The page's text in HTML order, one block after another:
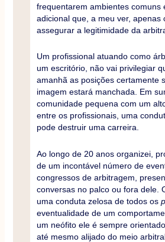
frequentarem ambientes comuns
adicional que, a meu ver, apenas
assegurar a legitimidade da
Um profissional atuando como
um escritório, não vai privilegiar
amanhã as posições certamente
imagem estará manchada. Em
comunidade pequena com um
entre os profissionais, uma
pode destruir uma carreira.
Ao longo de 20 anos organizei,
de um incontável número de
congressos de arbitragem,
conversas no palco ou fora dele.
uma conduta zelosa de todos os
eventualidade de um
um neófito ele é sempre
até mesmo alijado do meio